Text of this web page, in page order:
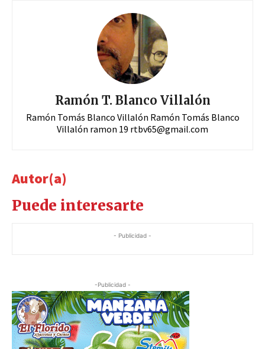
Ramón T. Blanco Villalón
Ramón Tomás Blanco Villalón Ramón Tomás Blanco
Villalón ramon 19 rtbv65@gmail.com
Autor(a)
Puede interesarte
- Publicidad -
-Publicidad -